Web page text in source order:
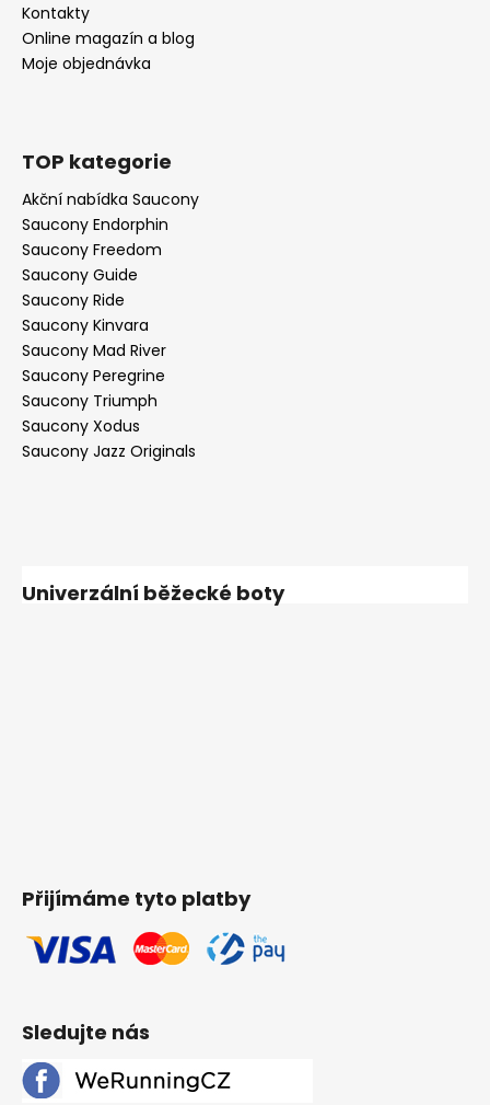
Kontakty
Online magazín a blog
Moje objednávka
TOP kategorie
Akční nabídka Saucony
Saucony Endorphin
Saucony Freedom
Saucony Guide
Saucony Ride
Saucony Kinvara
Saucony Mad River
Saucony Peregrine
Saucony Triumph
Saucony Xodus
Saucony Jazz Originals
Univerzální běžecké boty
Přijímáme tyto platby
Sledujte nás